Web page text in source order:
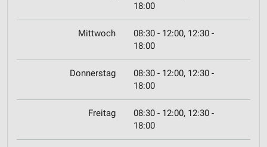
18:00
Mittwoch
08:30 - 12:00, 12:30 -
18:00
Donnerstag
08:30 - 12:00, 12:30 -
18:00
Freitag
08:30 - 12:00, 12:30 -
18:00